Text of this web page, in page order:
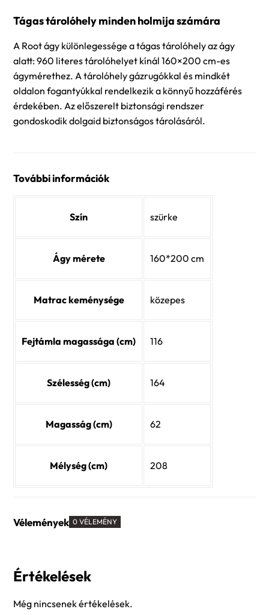
Tágas tárolóhely minden holmija számára
A Root ágy különlegessége a tágas tárolóhely az ágy
alatt: 960 literes tárolóhelyet kínál 160×200 cm-es
ágymérethez. A tárolóhely gázrugókkal és mindkét
oldalon fogantyúkkal rendelkezik a könnyű hozzáférés
érdekében. Az előszerelt biztonsági rendszer
gondoskodik dolgaid biztonságos tárolásáról.
További információk
Szín szürke
Ágy mérete 160*200 cm
Matrac keménysége közepes
Fejtámla magassága (cm) 116
Szélesség (cm) 164
Magasság (cm) 62
Mélység (cm) 208
Vélemények 0 VÉLEMÉNY
Értékelések
Még nincsenek értékelések.